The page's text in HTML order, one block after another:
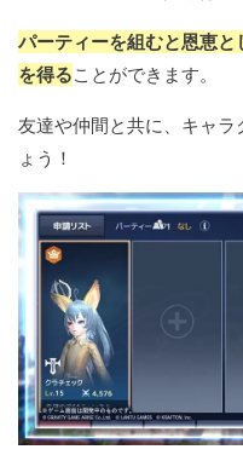
パーティーを組むと恩恵
を得ることができます。
友達や仲間と共に、キャ
ょう！